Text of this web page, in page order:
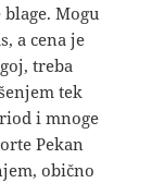
Mogu
a cena je
treba
tek
i mnoge
Pekan
obično